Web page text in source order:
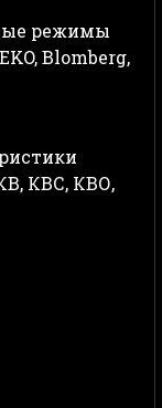
режимы
Blomberg,
КВС, КВО,